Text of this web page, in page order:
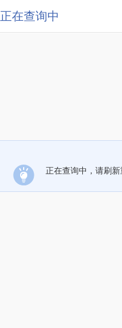
正在查询中
正在查询中，请刷新